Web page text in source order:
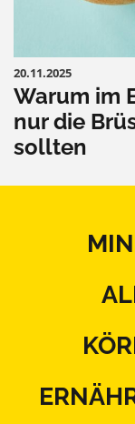
20.11.2025
Warum im
nur die
sollten